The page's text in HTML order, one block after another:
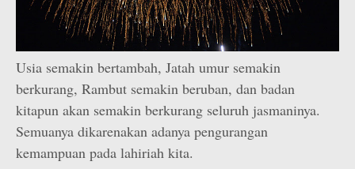
Usia semakin bertambah, Jatah umur semakin
berkurang, Rambut semakin beruban, dan badan
kitapun akan semakin berkurang seluruh jasmaninya.
Semuanya dikarenakan adanya pengurangan
kemampuan pada lahiriah kita.